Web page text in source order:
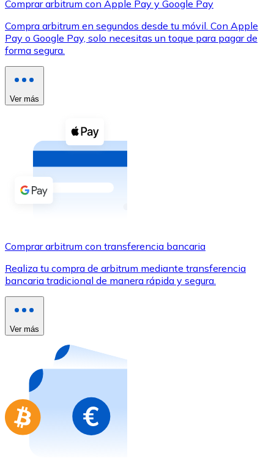
XRP
XRP
Efectivo
Comprar con efectivo
Transferencia SEPA
Añade fondos a tu cuenta Bitnovo o realiza compras
Utiliza tarjetas Visa y Mastercard para comprar
Comprar con tarjeta
Tienda - Tarjetas regalo
Compra tarjetas regalo de tus marcas favoritas con
Ir a la tienda de tarjetas regalo
Comprar arbitrum con Apple Pay y Google Pay
Compra arbitrum en segundos desde tu móvil. Con Apple
Pay o Google Pay, solo necesitas un toque para pagar de
forma segura.
Ver más
Comprar arbitrum con transferencia bancaria
Realiza tu compra de arbitrum mediante transferencia
bancaria tradicional de manera rápida y segura.
Ver más